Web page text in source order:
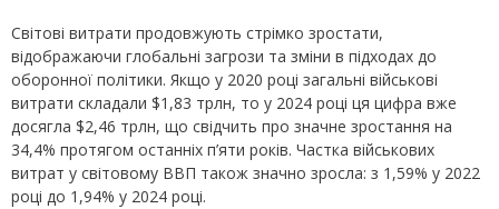
Світові витрати продовжують стрімко зростати,
відображаючи глобальні загрози та зміни в підходах до
оборонної політики. Якщо у 2020 році загальні військові
витрати складали $1,83 трлн, то у 2024 році ця цифра вже
досягла $2,46 трлн, що свідчить про значне зростання на
34,4% протягом останніх п’яти років. Частка військових
витрат у світовому ВВП також значно зросла: з 1,59% у 2022
році до 1,94% у 2024 році.